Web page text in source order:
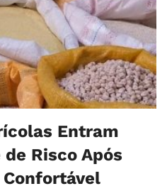
Entram
Risco Após